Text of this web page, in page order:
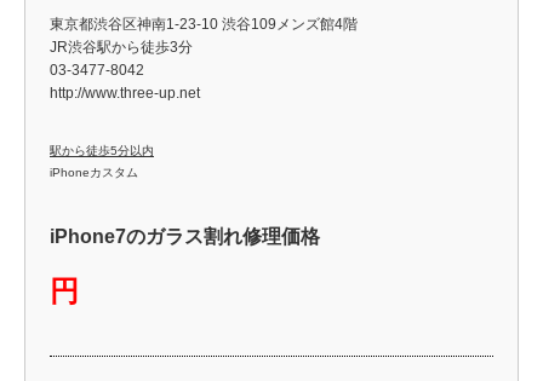
東京都渋谷区神南1-23-10 渋谷109メンズ館4階
JR渋谷駅から徒歩3分
03-3477-8042
http://www.three-up.net
駅から徒歩5分以内
iPhoneカスタム
iPhone7のガラス割れ修理価格
円